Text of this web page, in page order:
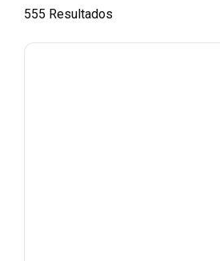
555 Resultados